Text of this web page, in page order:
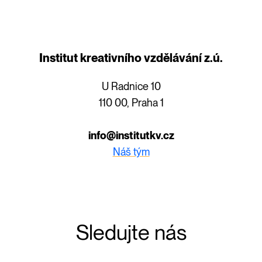
Institut kreativního vzdělávání z.ú.
U Radnice 10
110 00, Praha 1
info@institutkv.cz
Náš tým
Sledujte nás